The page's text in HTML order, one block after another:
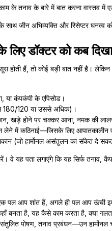
के तनाव के बारे में बात करना
जीन अभिव्यक्ति और रिसेप्टर घनत्व
डॉक्टर को कब
होती हैं, तो कोई बड़ी बात नहीं है।
या कंपकंपी के एपिसोड।
180/120 या उससे अधिक)।
खड़े होने पर चक्कर आना, नमक की
में कठिनाई—जिसके लिए आपातकालीन
(जो हार्मोनल असंतुलन का संकेत दे
वे यह पता लगाएंगे कि यह सिर्फ तनाव,
आप शांत हैं, अगले ही पल आप ऊंची
बनता है, यह कैसे काम करता है, क्या
पोषण, तनाव प्रबंधन—उन हार्मोनल